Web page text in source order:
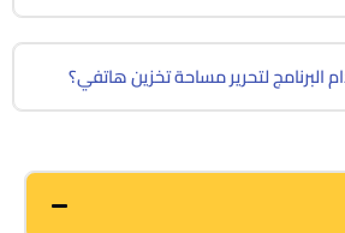
لتحرير مساحة تخزين هاتفي؟